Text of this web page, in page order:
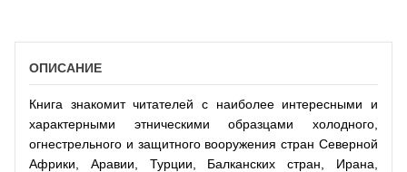
ОПИСАНИЕ
Книга знакомит читателей с наиболее интересными и
характерными этническими образцами холодного,
огнестрельного и защитного вооружения стран Северной
Африки, Аравии, Турции, Балканских стран, Ирана,